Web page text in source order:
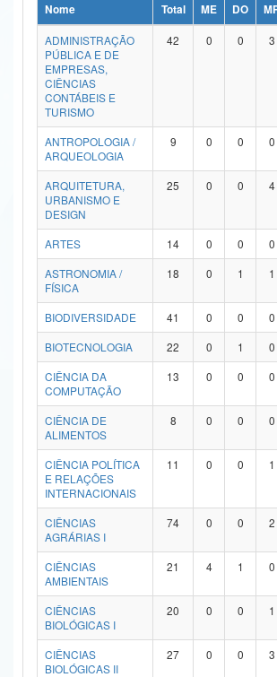
Ministério da Ciência, Tecnologia, Inovações e
Ministério do Meio Ambiente
Ministério do Turismo
Ministério do Desenvolvimento Regional
Controladoria-Geral da União
Ministério da Mulher, da Família e dos Direitos Humanos
Secretaria de Governo
Advocacia-Geral da União
Banco Central do Brasil
Nome Total ME DO
ADMINISTRAÇÃO
PÚBLICA E DE
EMPRESAS,
CIÊNCIAS
CONTÁBEIS E
TURISMO
42 0 0 3
ANTROPOLOGIA /
ARQUEOLOGIA
9 0 0 0
ARQUITETURA,
URBANISMO E
DESIGN
25 0 0 4
ARTES 14 0 0 0
ASTRONOMIA /
FÍSICA
18 0 1 1
BIODIVERSIDADE 41 0 0 0
BIOTECNOLOGIA
22 0 1 0
CIÊNCIA DA
COMPUTAÇÃO
13 0 0 0
CIÊNCIA DE
ALIMENTOS
8 0 0 0
CIÊNCIA POLÍTICA
E RELAÇÕES
INTERNACIONAIS
11 0 0 1
CIÊNCIAS
AGRÁRIAS I
74 0 0 2
CIÊNCIAS
AMBIENTAIS
21 4 1 0
CIÊNCIAS
BIOLÓGICAS I
20 0 0 1
CIÊNCIAS
BIOLÓGICAS II
27 0 0 3